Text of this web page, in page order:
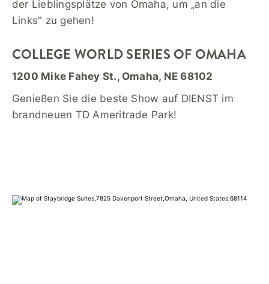
der Lieblingsplätze von Omaha, um „an die
Links" zu gehen!
COLLEGE WORLD SERIES OF OMAHA
1200 Mike Fahey St., Omaha, NE 68102
Genießen Sie die beste Show auf DIENST im
brandneuen TD Ameritrade Park!